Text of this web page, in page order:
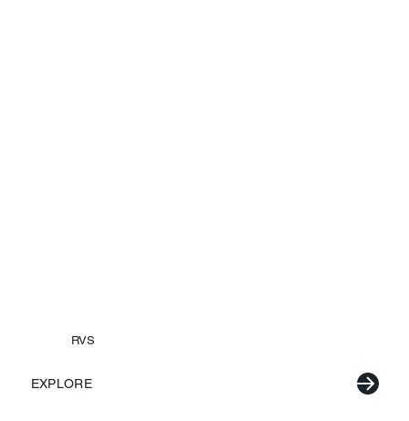
EXPLORE
RVS